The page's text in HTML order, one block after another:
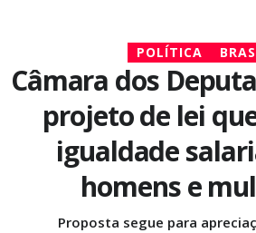
POLÍTICA
Câmara dos
projeto de lei
igualdade
homens e
Proposta segue para